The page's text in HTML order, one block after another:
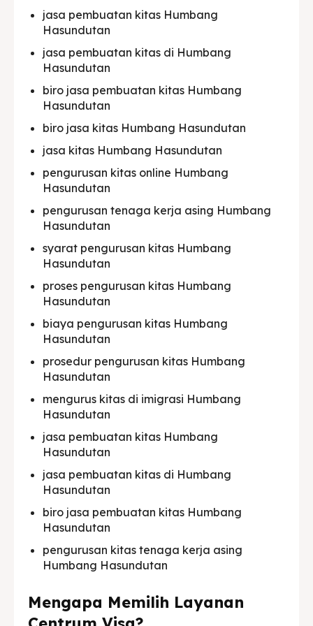
jasa pembuatan kitas Humbang
Hasundutan
jasa pembuatan kitas di Humbang
Hasundutan
biro jasa pembuatan kitas Humbang
Hasundutan
biro jasa kitas Humbang Hasundutan
jasa kitas Humbang Hasundutan
pengurusan kitas online Humbang
Hasundutan
pengurusan tenaga kerja asing Humbang
Hasundutan
syarat pengurusan kitas Humbang
Hasundutan
proses pengurusan kitas Humbang
Hasundutan
biaya pengurusan kitas Humbang
Hasundutan
prosedur pengurusan kitas Humbang
Hasundutan
mengurus kitas di imigrasi Humbang
Hasundutan
jasa pembuatan kitas Humbang
Hasundutan
jasa pembuatan kitas di Humbang
Hasundutan
biro jasa pembuatan kitas Humbang
Hasundutan
pengurusan kitas tenaga kerja asing
Humbang Hasundutan
Mengapa Memilih Layanan